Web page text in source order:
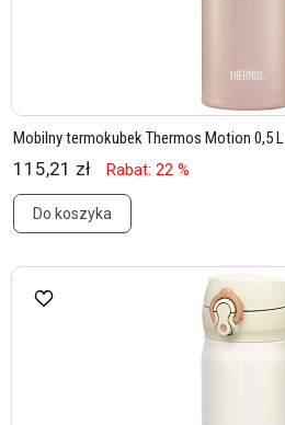
Mobilny termokubek Thermos Motion 0,5
115,21 zł Rabat: 22 %
Do koszyka